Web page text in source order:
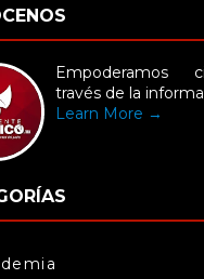
Empoderamos
través de la
Learn More →